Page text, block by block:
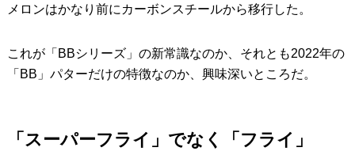
メロンはかなり前にカーボンスチールから移行した。
これが「BBシリーズ」の新常識なのか、それとも2022年の
「BB」パターだけの特徴なのか、興味深いところだ。
「スーパーフライ」でなく「フライ」